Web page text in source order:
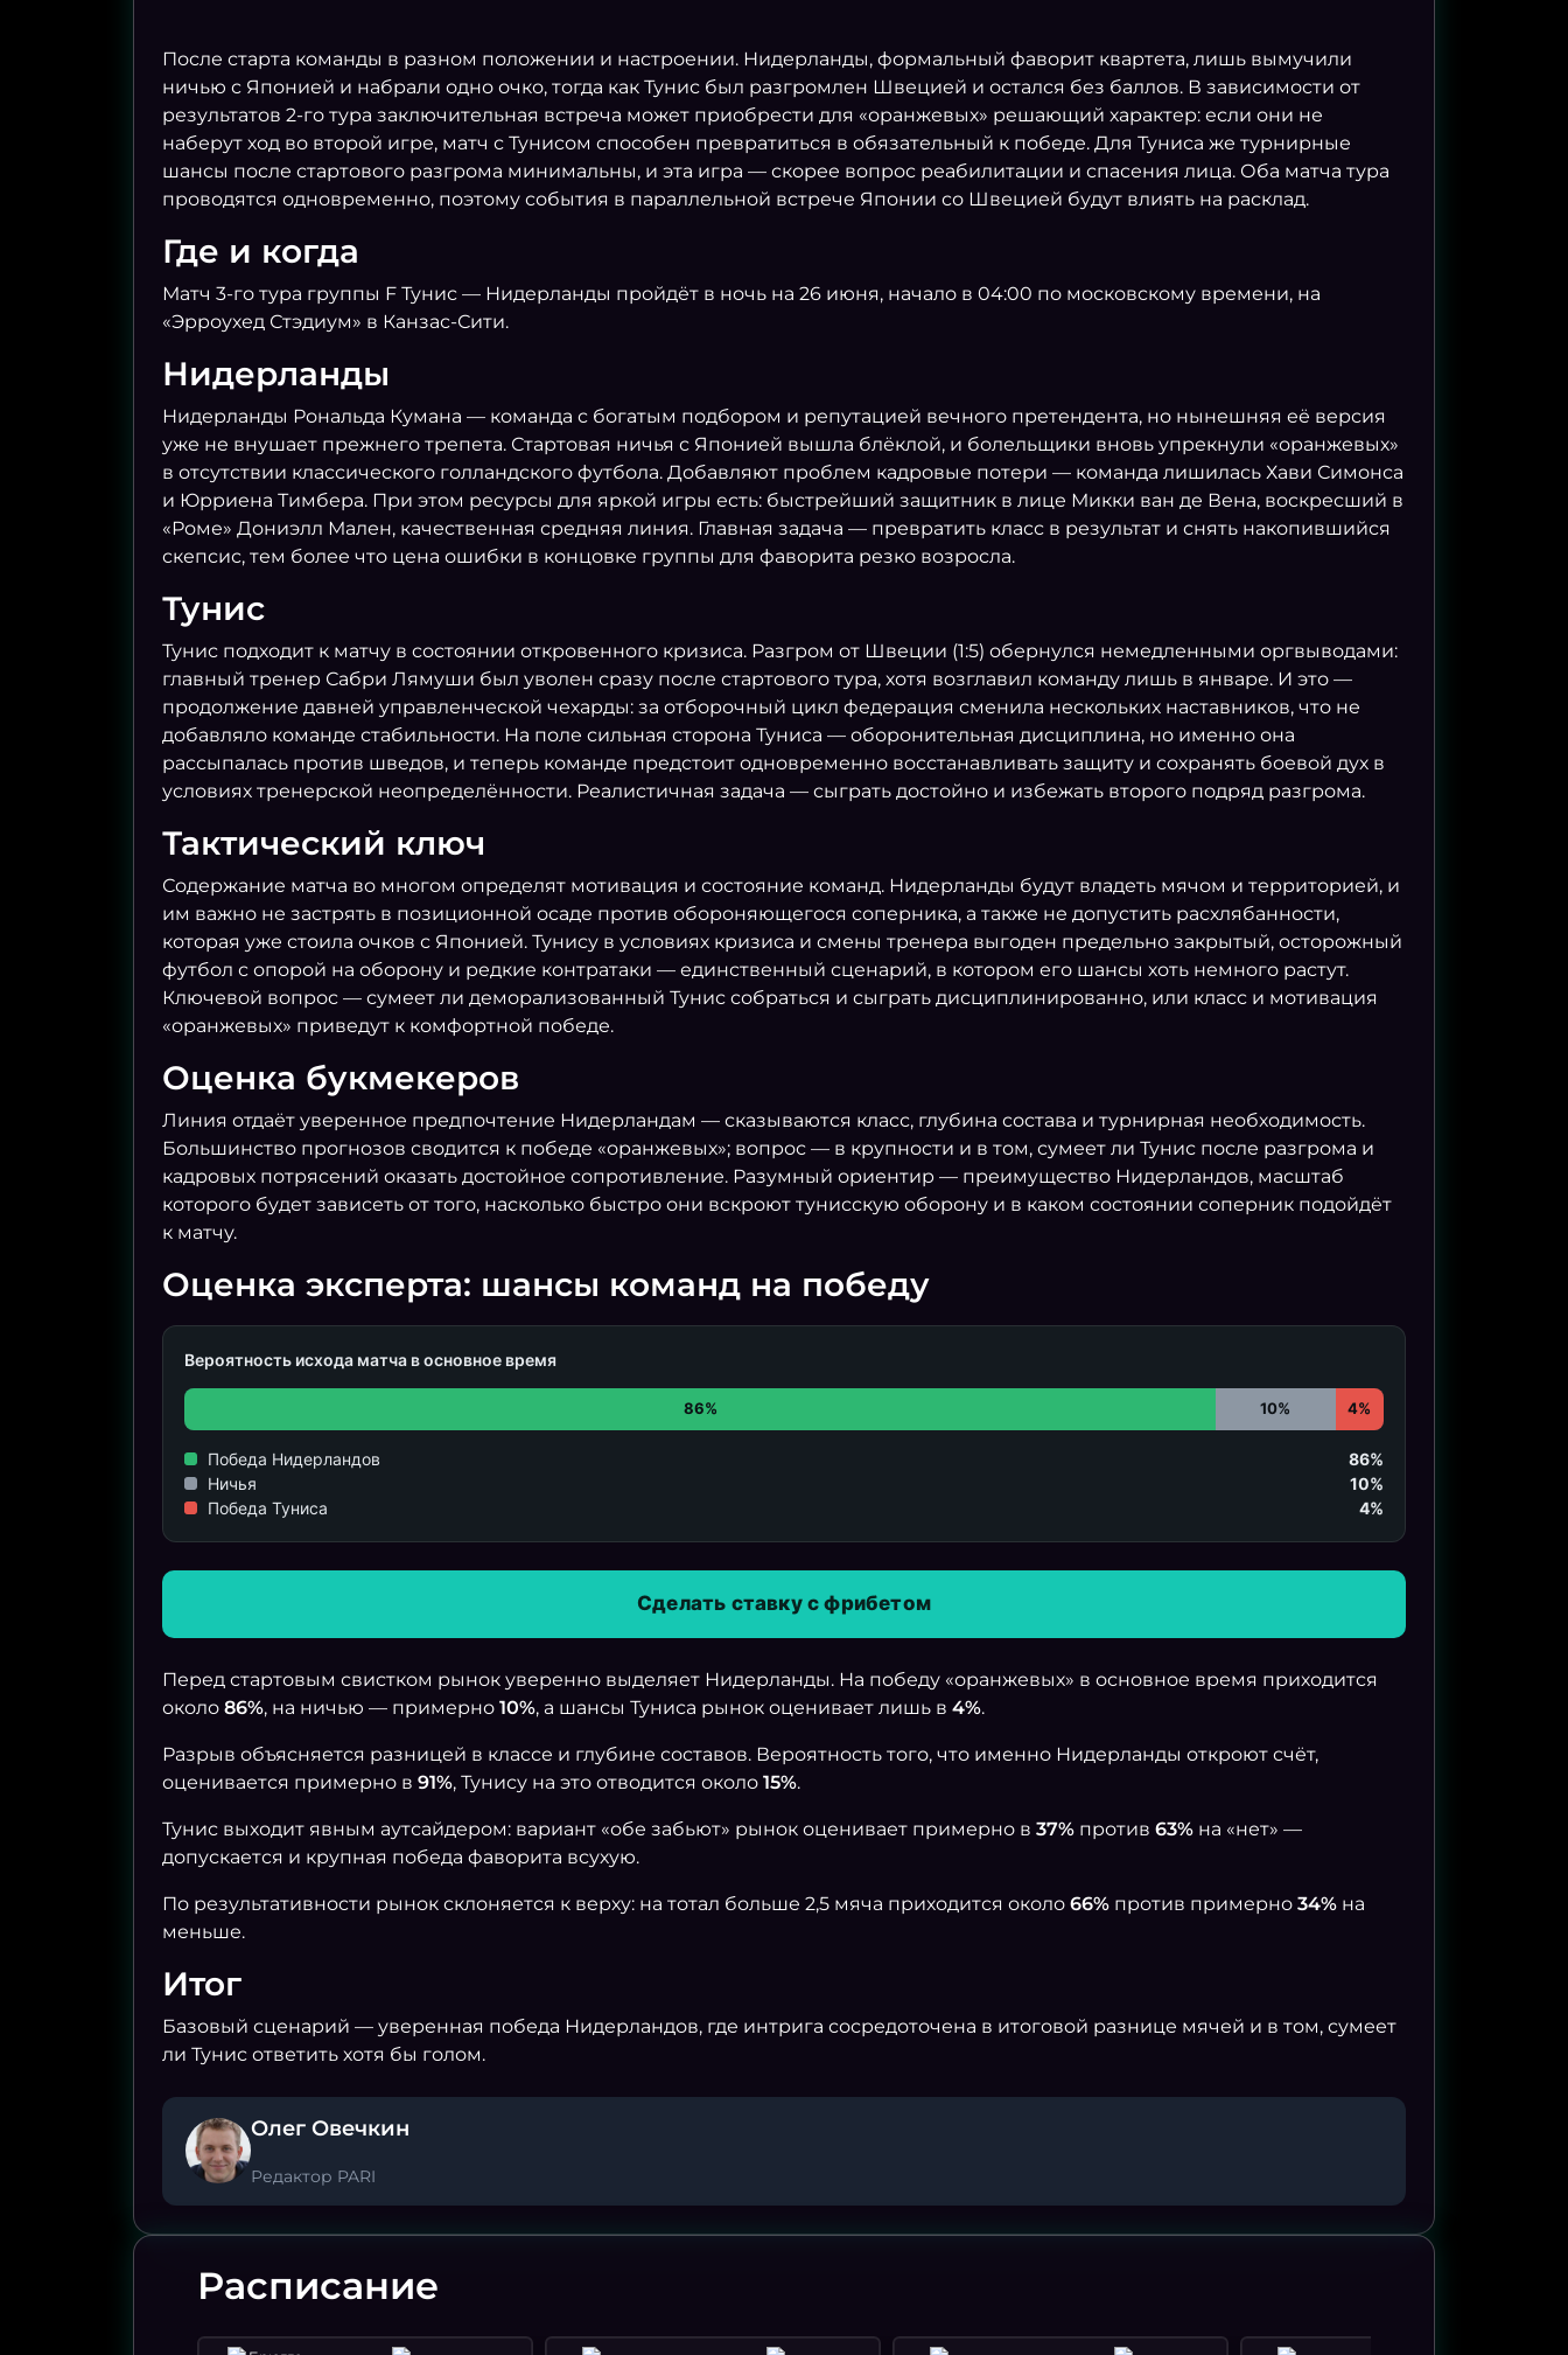
После старта команды в разном положении и настроении. Нидерланды, формальный фаворит квартета, лишь вымучили
ничью с Японией и набрали одно очко, тогда как Тунис был разгромлен Швецией и остался без баллов. В зависимости от
результатов 2-го тура заключительная встреча может приобрести для «оранжевых» решающий характер: если они не
наберут ход во второй игре, матч с Тунисом способен превратиться в обязательный к победе. Для Туниса же турнирные
шансы после стартового разгрома минимальны, и эта игра — скорее вопрос реабилитации и спасения лица. Оба матча тура
проводятся одновременно, поэтому события в параллельной встрече Японии со Швецией будут влиять на расклад.
Где и когда
Матч 3-го тура группы F Тунис — Нидерланды пройдёт в ночь на 26 июня, начало в 04:00 по московскому времени, на
«Эрроухед Стэдиум» в Канзас-Сити.
Нидерланды
Нидерланды Рональда Кумана — команда с богатым подбором и репутацией вечного претендента, но нынешняя её версия
уже не внушает прежнего трепета. Стартовая ничья с Японией вышла блёклой, и болельщики вновь упрекнули «оранжевых»
в отсутствии классического голландского футбола. Добавляют проблем кадровые потери — команда лишилась Хави Симонса
и Юрриена Тимбера. При этом ресурсы для яркой игры есть: быстрейший защитник в лице Микки ван де Вена, воскресший в
«Роме» Дониэлл Мален, качественная средняя линия. Главная задача — превратить класс в результат и снять накопившийся
скепсис, тем более что цена ошибки в концовке группы для фаворита резко возросла.
Тунис
Тунис подходит к матчу в состоянии откровенного кризиса. Разгром от Швеции (1:5) обернулся немедленными оргвыводами:
главный тренер Сабри Лямуши был уволен сразу после стартового тура, хотя возглавил команду лишь в январе. И это —
продолжение давней управленческой чехарды: за отборочный цикл федерация сменила нескольких наставников, что не
добавляло команде стабильности. На поле сильная сторона Туниса — оборонительная дисциплина, но именно она
рассыпалась против шведов, и теперь команде предстоит одновременно восстанавливать защиту и сохранять боевой дух в
условиях тренерской неопределённости. Реалистичная задача — сыграть достойно и избежать второго подряд разгрома.
Тактический ключ
Содержание матча во многом определят мотивация и состояние команд. Нидерланды будут владеть мячом и территорией, и
им важно не застрять в позиционной осаде против обороняющегося соперника, а также не допустить расхлябанности,
которая уже стоила очков с Японией. Тунису в условиях кризиса и смены тренера выгоден предельно закрытый, осторожный
футбол с опорой на оборону и редкие контратаки — единственный сценарий, в котором его шансы хоть немного растут.
Ключевой вопрос — сумеет ли деморализованный Тунис собраться и сыграть дисциплинированно, или класс и мотивация
«оранжевых» приведут к комфортной победе.
Оценка букмекеров
Линия отдаёт уверенное предпочтение Нидерландам — сказываются класс, глубина состава и турнирная необходимость.
Большинство прогнозов сводится к победе «оранжевых»; вопрос — в крупности и в том, сумеет ли Тунис после разгрома и
кадровых потрясений оказать достойное сопротивление. Разумный ориентир — преимущество Нидерландов, масштаб
которого будет зависеть от того, насколько быстро они вскроют тунисскую оборону и в каком состоянии соперник подойдёт
к матчу.
Оценка эксперта: шансы команд на победу
Вероятность исхода матча в основное время
86% 10% 4%
Победа Нидерландов
86%
Ничья
10%
Победа Туниса
4%
Сделать ставку с фрибетом
Перед стартовым свистком рынок уверенно выделяет Нидерланды. На победу «оранжевых» в основное время приходится
около 86%, на ничью — примерно 10%, а шансы Туниса рынок оценивает лишь в 4%.
Разрыв объясняется разницей в классе и глубине составов. Вероятность того, что именно Нидерланды откроют счёт,
оценивается примерно в 91%, Тунису на это отводится около 15%.
Тунис выходит явным аутсайдером: вариант «обе забьют» рынок оценивает примерно в 37% против 63% на «нет» —
допускается и крупная победа фаворита всухую.
По результативности рынок склоняется к верху: на тотал больше 2,5 мяча приходится около 66% против примерно 34% на
меньше.
Итог
Базовый сценарий — уверенная победа Нидерландов, где интрига сосредоточена в итоговой разнице мячей и в том, сумеет
ли Тунис ответить хотя бы голом.
Олег Овечкин
Редактор PARI
Расписание